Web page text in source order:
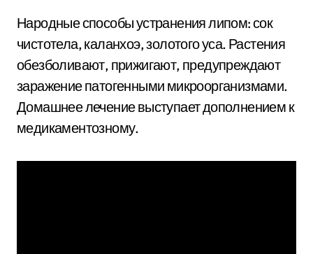
Народные способы устранения липом: сок
чистотела, каланхоэ, золотого уса. Растения
обезболивают, прижигают, предупреждают
заражение патогенными микроорганизмами.
Домашнее лечение выступает дополнением к
медикаментозному.